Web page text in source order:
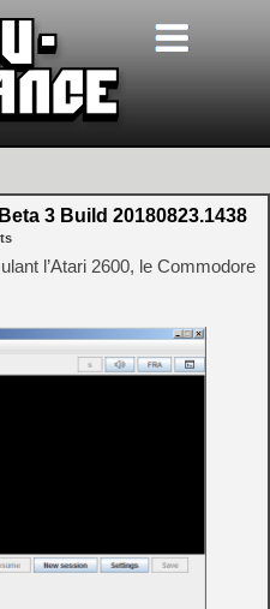
3 Build 20180823.1438
l’Atari 2600, le Commodore